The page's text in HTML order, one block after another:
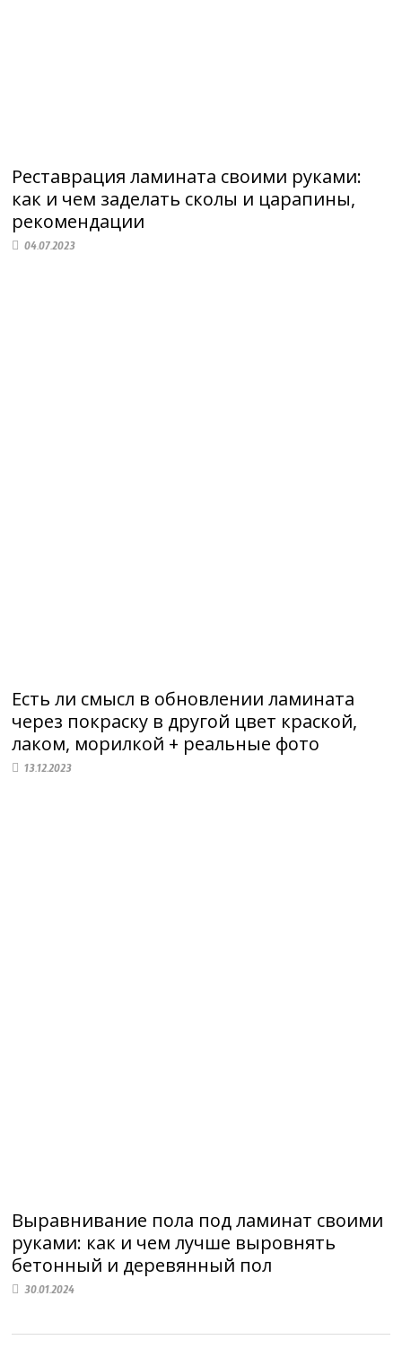
Реставрация ламината своими руками:
как и чем заделать сколы и царапины,
рекомендации
04.07.2023
Есть ли смысл в обновлении ламината
через покраску в другой цвет краской,
лаком, морилкой + реальные фото
13.12.2023
Выравнивание пола под ламинат своими
руками: как и чем лучше выровнять
бетонный и деревянный пол
30.01.2024